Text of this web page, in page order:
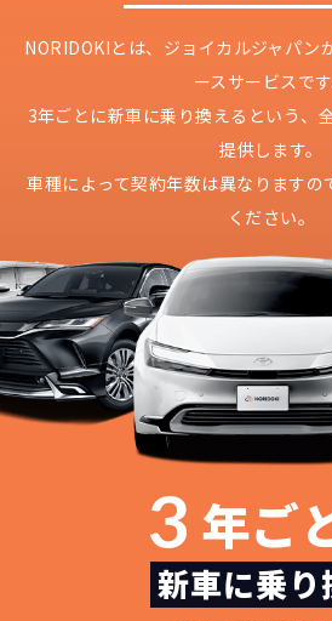
NORIDOKIとは、ジョイカルジャパン
ースサービスです
3年ごとに新車に乗り換えるという、
提供します。
車種によって契約年数は異なりますの
ください。
3 年ご
新車に乗り